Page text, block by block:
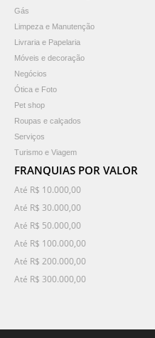
Gás
Limpeza e Manutenção
Livraria e Papelaria
Móveis e decoração
Negócios
Ótica e Foto
Pet shop
Roupas e calçados
Serviços
Turismo e Viagem
FRANQUIAS POR VALOR
Até R$ 10.000,00
Até R$ 30.000,00
Até R$ 50.000,00
Até R$ 100.000,00
Até R$ 200.000,00
Até R$ 300.000,00